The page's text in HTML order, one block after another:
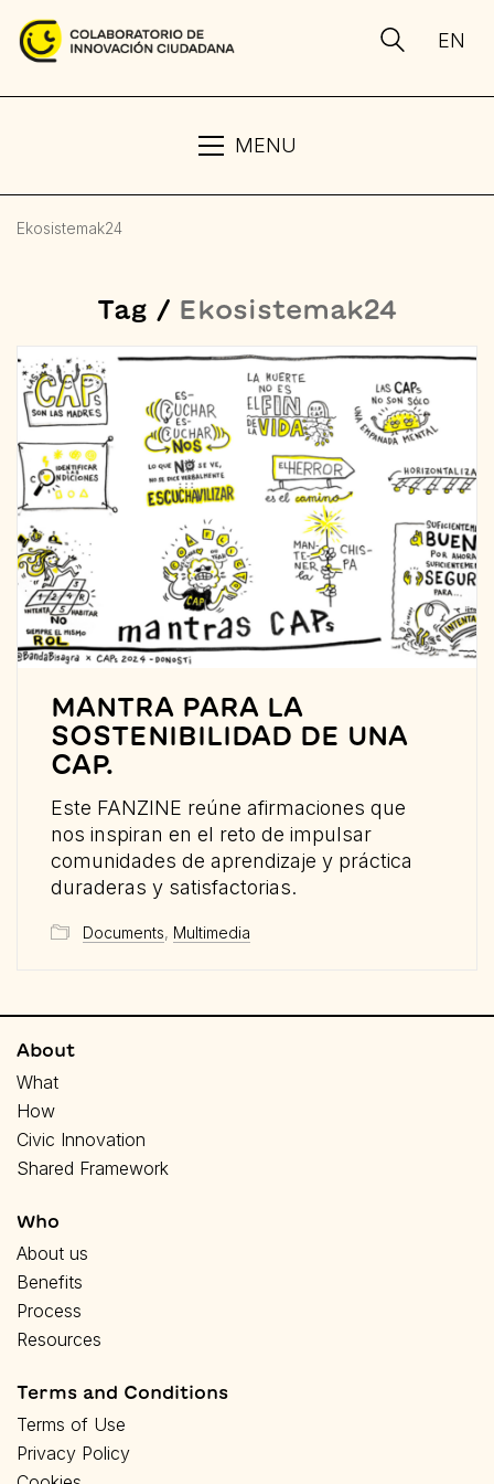
EN
MENU
Ekosistemak24
Tag / Ekosistemak24
MANTRA PARA LA
SOSTENIBILIDAD DE UNA
CAP.
Este FANZINE reúne afirmaciones que
nos inspiran en el reto de impulsar
comunidades de aprendizaje y práctica
duraderas y satisfactorias.
Documents, Multimedia
About
What
How
Civic Innovation
Shared Framework
Who
About us
Benefits
Process
Resources
Terms and Conditions
Terms of Use
Privacy Policy